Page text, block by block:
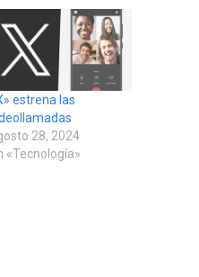
estrena las
28, 2024
«Tecnología»